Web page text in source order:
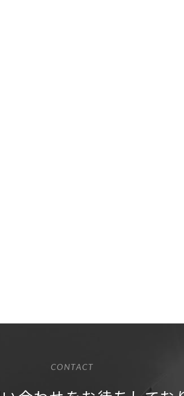
CONTACT